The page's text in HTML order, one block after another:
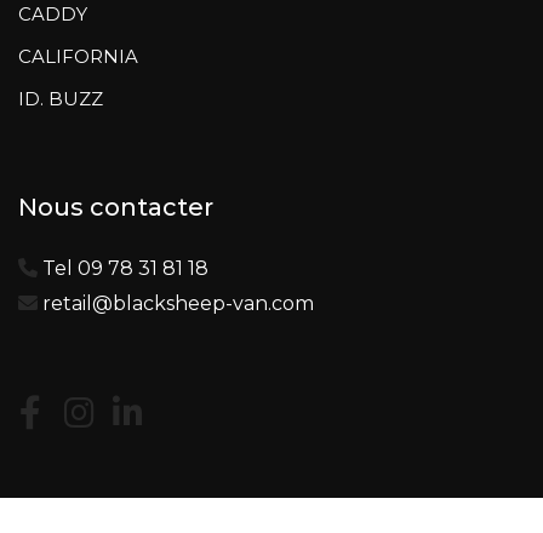
CADDY
CALIFORNIA
ID. BUZZ
Nous contacter
Tel 09 78 31 81 18
retail@blacksheep-van.com